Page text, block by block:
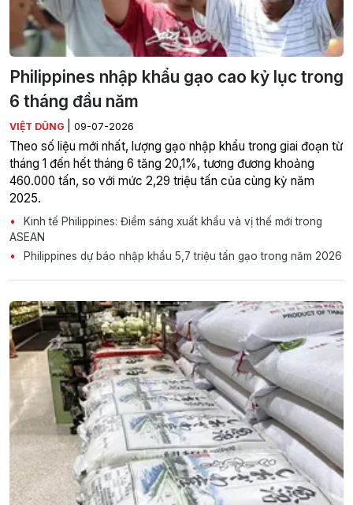
Philippines nhập khẩu gạo cao kỷ lục trong
6 tháng đầu năm
VIỆT DŨNG 09-07-2026
Theo số liệu mới nhất, lượng gạo nhập khẩu trong giai đoạn từ
tháng 1 đến hết tháng 6 tăng 20,1%, tương đương khoảng
460.000 tấn, so với mức 2,29 triệu tấn của cùng kỳ năm
2025.
Kinh tế Philippines: Điểm sáng xuất khẩu và vị thế mới trong
ASEAN
Philippines dự báo nhập khẩu 5,7 triệu tấn gạo trong năm 2026